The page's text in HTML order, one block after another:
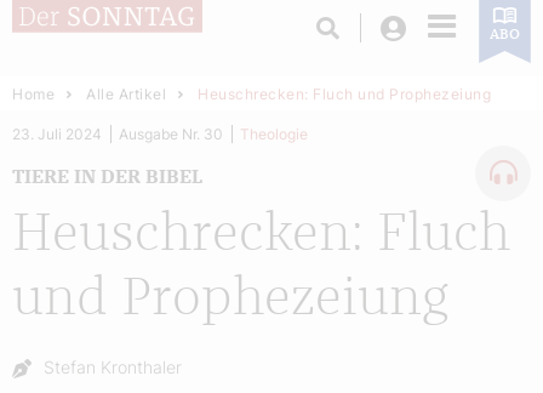
Login ABO
Home Alle Artikel Heuschrecken: Fluch und Prophezeiung
Heuschrecken: Fluch
und Prophezeiung
TIERE IN DER BIBEL
23. Juli 2024 Ausgabe Nr. 30 Theologie
Autor:
Stefan Kronthaler